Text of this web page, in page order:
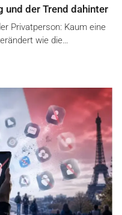
und der Trend dahinter
Privatperson: Kaum eine
wie die…